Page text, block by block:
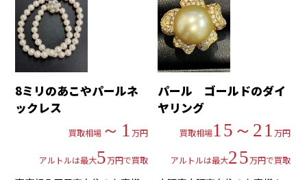
8ミリのあこやパールネ
ックレス
買取相場 ～1万円
アルトルは最大5万円で買取
パール ゴールドのダイ
ヤリング
買取相場15～21万円
アルトルは最大25万円で買取